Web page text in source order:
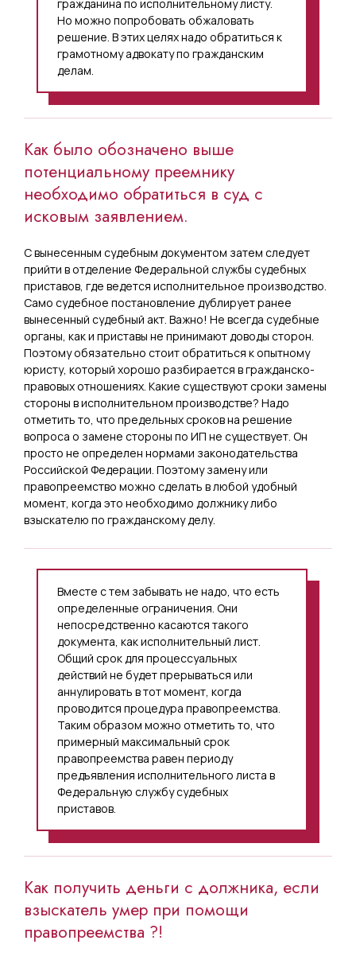
гражданина по исполнительному листу.
Но можно попробовать обжаловать
решение. В этих целях надо обратиться к
грамотному адвокату по гражданским
делам.
Как было обозначено выше
потенциальному преемнику
необходимо обратиться в суд с
исковым заявлением.
С вынесенным судебным документом затем следует
прийти в отделение Федеральной службы судебных
приставов, где ведется исполнительное производство.
Само судебное постановление дублирует ранее
вынесенный судебный акт. Важно! Не всегда судебные
органы, как и приставы не принимают доводы сторон.
Поэтому обязательно стоит обратиться к опытному
юристу, который хорошо разбирается в гражданско-
правовых отношениях. Какие существуют сроки замены
стороны в исполнительном производстве? Надо
отметить то, что предельных сроков на решение
вопроса о замене стороны по ИП не существует. Он
просто не определен нормами законодательства
Российской Федерации. Поэтому замену или
правопреемство можно сделать в любой удобный
момент, когда это необходимо должнику либо
взыскателю по гражданскому делу.
Вместе с тем забывать не надо, что есть
определенные ограничения. Они
непосредственно касаются такого
документа, как исполнительный лист.
Общий срок для процессуальных
действий не будет прерываться или
аннулировать в тот момент, когда
проводится процедура правопреемства.
Таким образом можно отметить то, что
примерный максимальный срок
правопреемства равен периоду
предъявления исполнительного листа в
Федеральную службу судебных
приставов.
Как получить деньги с должника, если
взыскатель умер при помощи
правопреемства ?!